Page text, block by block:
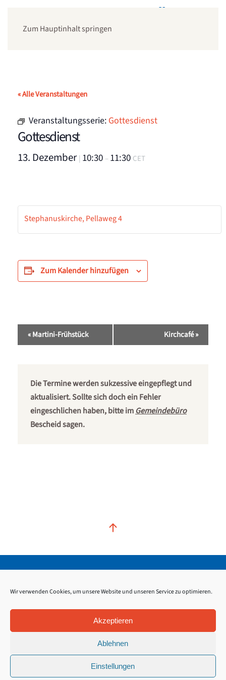
Wir verwenden Cookies, um unsere Website und unseren Service zu optimieren.
Akzeptieren
Ablehnen
Einstellungen
Zum Hauptinhalt springen
« Alle Veranstaltungen
Veranstaltungsserie: Gottesdienst
Gottesdienst
13. Dezember| 10:30 –11:30 CET
Stephanuskirche, Pellaweg 4
Zum Kalender hinzufügen
Veranstaltung-
Navigation
«Martini-Frühstück Kirchcafé»
Die Termine werden sukzessive eingepflegt und
aktualisiert. Sollte sich doch ein Fehler
eingeschlichen haben, bitte im Gemeindebüro
Bescheid sagen.